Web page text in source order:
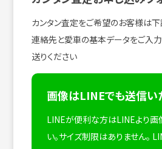
カンタン査定をご希望のお客様は
連絡先と愛車の基本データをご入
送りください
画像はLINEでも送信い
LINEが便利な方はLINEより画
い。サイズ制限はありません。